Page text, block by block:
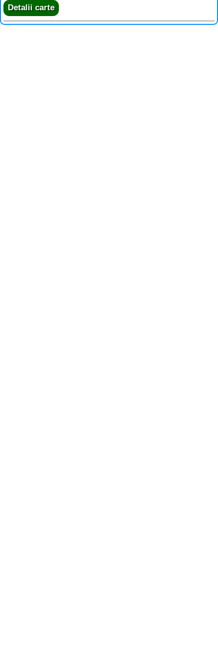
Detalii carte